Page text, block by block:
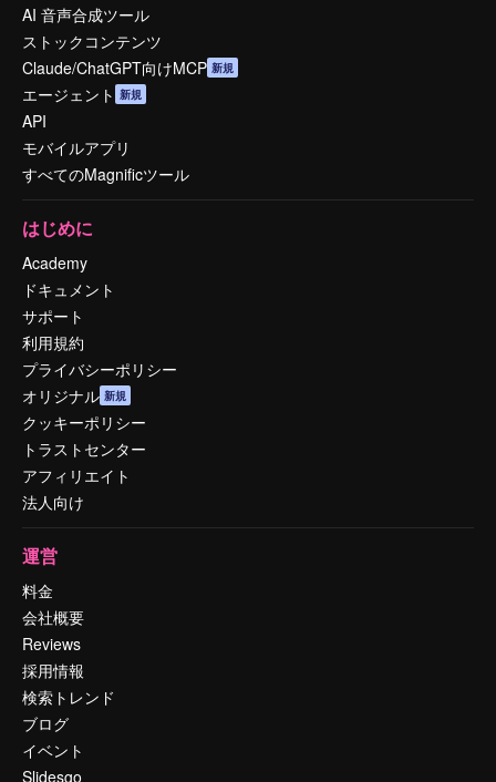
AI 音声合成ツール
ストックコンテンツ
Claude/ChatGPT向けMCP 新規
エージェント 新規
API
モバイルアプリ
すべてのMagnificツール
はじめに
Academy
ドキュメント
サポート
利用規約
プライバシーポリシー
オリジナル 新規
クッキーポリシー
トラストセンター
アフィリエイト
法人向け
運営
料金
会社概要
Reviews
採用情報
検索トレンド
ブログ
イベント
Slidesgo